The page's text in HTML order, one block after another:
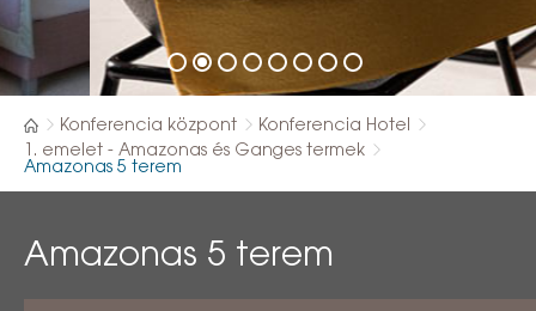
Konferencia központ
Konferencia Hotel
1. emelet - Amazonas és Ganges termek
Amazonas 5 terem
Amazonas 5 terem